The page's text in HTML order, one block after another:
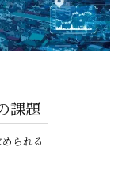
課題
られる